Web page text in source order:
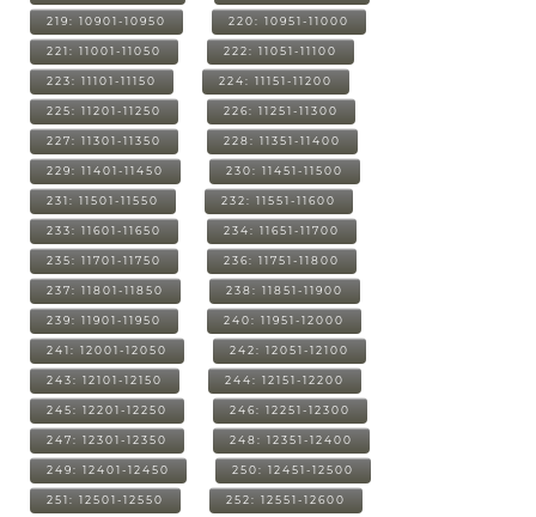
219: 10901-10950 220: 10951-11000
221: 11001-11050 222: 11051-11100
223: 11101-11150 224: 11151-11200
225: 11201-11250 226: 11251-11300
227: 11301-11350 228: 11351-11400
229: 11401-11450 230: 11451-11500
231: 11501-11550 232: 11551-11600
233: 11601-11650 234: 11651-11700
235: 11701-11750 236: 11751-11800
237: 11801-11850 238: 11851-11900
239: 11901-11950 240: 11951-12000
241: 12001-12050 242: 12051-12100
243: 12101-12150 244: 12151-12200
245: 12201-12250 246: 12251-12300
247: 12301-12350 248: 12351-12400
249: 12401-12450 250: 12451-12500
251: 12501-12550 252: 12551-12600